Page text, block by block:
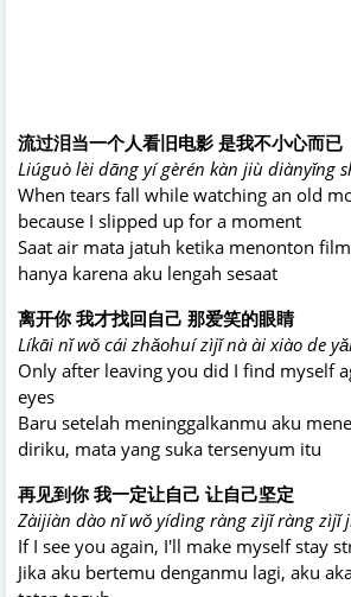
流过泪当一个人看旧电影 是我不小心而已
Liúguò lèi dāng yí gèrén kàn jiù diànyǐng
When tears fall while watching an old
because I slipped up for a moment
Saat air mata jatuh ketika menonton
hanya karena aku lengah sesaat
离开你 我才找回自己 那爱笑的眼睛
Líkāi nǐ wǒ cái zhǎohuí zìjǐ nà ài xiào de
Only after leaving you did I find myself
eyes
Baru setelah meninggalkanmu aku
diriku, mata yang suka tersenyum itu
再见到你 我一定让自己 让自己坚定
Zàijiàn dào nǐ wǒ yídìng ràng zìjǐ ràng zìjǐ
If I see you again, I'll make myself stay
Jika aku bertemu denganmu lagi, aku